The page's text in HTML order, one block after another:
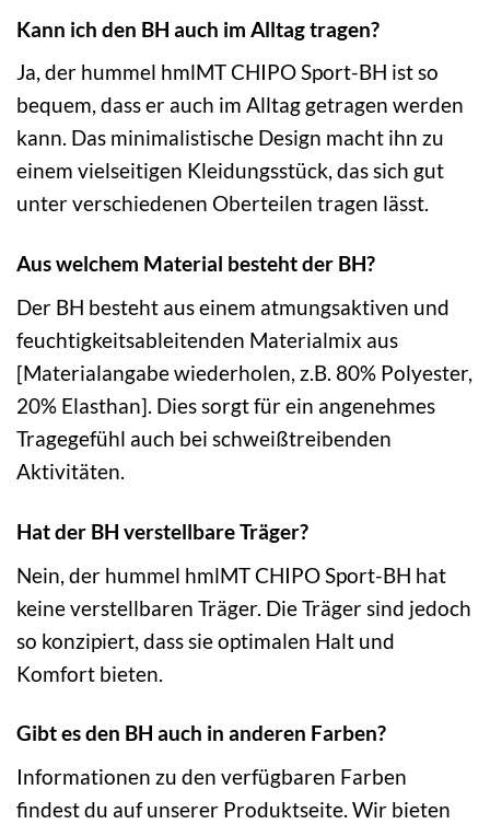
Kann ich den BH auch im Alltag tragen?
Ja, der hummel hmlMT CHIPO Sport-BH ist so
bequem, dass er auch im Alltag getragen werden
kann. Das minimalistische Design macht ihn zu
einem vielseitigen Kleidungsstück, das sich gut
unter verschiedenen Oberteilen tragen lässt.
Aus welchem Material besteht der BH?
Der BH besteht aus einem atmungsaktiven und
feuchtigkeitsableitenden Materialmix aus
[Materialangabe wiederholen, z.B. 80% Polyester,
20% Elasthan]. Dies sorgt für ein angenehmes
Tragegefühl auch bei schweißtreibenden
Aktivitäten.
Hat der BH verstellbare Träger?
Nein, der hummel hmlMT CHIPO Sport-BH hat
keine verstellbaren Träger. Die Träger sind jedoch
so konzipiert, dass sie optimalen Halt und
Komfort bieten.
Gibt es den BH auch in anderen Farben?
Informationen zu den verfügbaren Farben
findest du auf unserer Produktseite. Wir bieten